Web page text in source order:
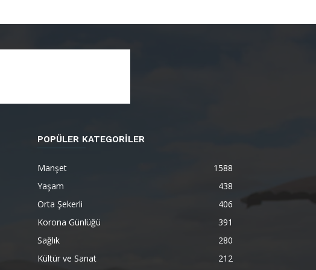
POPÜLER KATEGORİLER
Manşet
1588
Yaşam
438
Orta Şekerli
406
Korona Günlüğü
391
Sağlık
280
Kültür ve Sanat
212